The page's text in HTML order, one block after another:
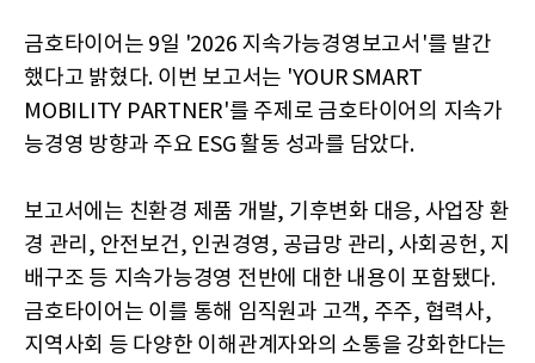
금호타이어는 9일 '2026 지속가능경영보고서'를 발간
했다고 밝혔다. 이번 보고서는 'YOUR SMART
MOBILITY PARTNER'를 주제로 금호타이어의 지속가
능경영 방향과 주요 ESG 활동 성과를 담았다.
보고서에는 친환경 제품 개발, 기후변화 대응, 사업장 환
경 관리, 안전보건, 인권경영, 공급망 관리, 사회공헌, 지
배구조 등 지속가능경영 전반에 대한 내용이 포함됐다.
금호타이어는 이를 통해 임직원과 고객, 주주, 협력사,
지역사회 등 다양한 이해관계자와의 소통을 강화한다는